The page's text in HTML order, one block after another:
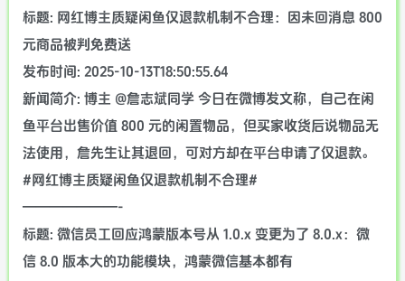
标题: 网红博主质疑闲鱼仅退款机制不合理：因未回消息 800
元商品被判免费送
发布时间: 2025-10-13T18:50:55.64
新闻简介: 博主 @詹志斌同学 今日在微博发文称，自己在闲
鱼平台出售价值 800 元的闲置物品，但买家收货后说物品无
法使用，詹先生让其退回，可对方却在平台申请了仅退款。
#网红博主质疑闲鱼仅退款机制不合理#
———————-
标题: 微信员工回应鸿蒙版本号从 1.0.x 变更为了 8.0.x：微
信 8.0 版本大的功能模块，鸿蒙微信基本都有